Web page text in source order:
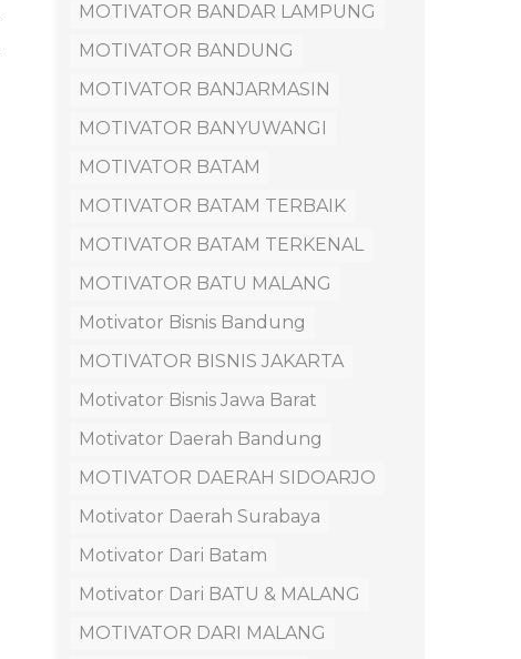
MOTIVATOR BANDAR LAMPUNG
MOTIVATOR BANDUNG
MOTIVATOR BANJARMASIN
MOTIVATOR BANYUWANGI
MOTIVATOR BATAM
MOTIVATOR BATAM TERBAIK
MOTIVATOR BATAM TERKENAL
MOTIVATOR BATU MALANG
Motivator Bisnis Bandung
MOTIVATOR BISNIS JAKARTA
Motivator Bisnis Jawa Barat
Motivator Daerah Bandung
MOTIVATOR DAERAH SIDOARJO
Motivator Daerah Surabaya
Motivator Dari Batam
Motivator Dari BATU & MALANG
MOTIVATOR DARI MALANG